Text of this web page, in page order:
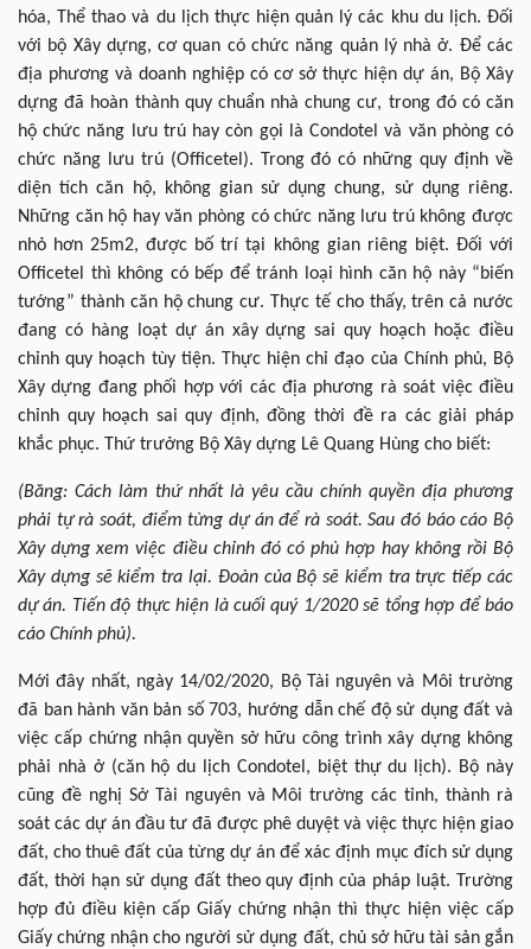
hóa, Thể thao và du lịch thực hiện quản lý các khu du lịch. Đối
với bộ Xây dựng, cơ quan có chức năng quản lý nhà ở. Để các
địa phương và doanh nghiệp có cơ sở thực hiện dự án, Bộ Xây
dựng đã hoàn thành quy chuẩn nhà chung cư, trong đó có căn
hộ chức năng lưu trú hay còn gọi là Condotel và văn phòng có
chức năng lưu trú (Officetel). Trong đó có những quy định về
diện tích căn hộ, không gian sử dụng chung, sử dụng riêng.
Những căn hộ hay văn phòng có chức năng lưu trú không được
nhỏ hơn 25m2, được bố trí tại không gian riêng biệt. Đối với
Officetel thì không có bếp để tránh loại hình căn hộ này “biến
tướng” thành căn hộ chung cư. Thực tế cho thấy, trên cả nước
đang có hàng loạt dự án xây dựng sai quy hoạch hoặc điều
chỉnh quy hoạch tùy tiện. Thực hiện chỉ đạo của Chính phủ, Bộ
Xây dựng đang phối hợp với các địa phương rà soát việc điều
chỉnh quy hoạch sai quy định, đồng thời đề ra các giải pháp
khắc phục. Thứ trưởng Bộ Xây dựng Lê Quang Hùng cho biết:
(Băng: Cách làm thứ nhất là yêu cầu chính quyền địa phương
phải tự rà soát, điểm từng dự án để rà soát. Sau đó báo cáo Bộ
Xây dựng xem việc điều chỉnh đó có phù hợp hay không rồi Bộ
Xây dựng sẽ kiểm tra lại. Đoàn của Bộ sẽ kiểm tra trực tiếp các
dự án. Tiến độ thực hiện là cuối quý 1/2020 sẽ tổng hợp để báo
cáo Chính phủ).
Mới đây nhất, ngày 14/02/2020, Bộ Tài nguyên và Môi trường
đã ban hành văn bản số 703, hướng dẫn chế độ sử dụng đất và
việc cấp chứng nhận quyền sở hữu công trình xây dựng không
phải nhà ở (căn hộ du lịch Condotel, biệt thự du lịch). Bộ này
cũng đề nghị Sở Tài nguyên và Môi trường các tỉnh, thành rà
soát các dự án đầu tư đã được phê duyệt và việc thực hiện giao
đất, cho thuê đất của từng dự án để xác định mục đích sử dụng
đất, thời hạn sử dụng đất theo quy định của pháp luật. Trường
hợp đủ điều kiện cấp Giấy chứng nhận thì thực hiện việc cấp
Giấy chứng nhận cho người sử dụng đất, chủ sở hữu tài sản gắn